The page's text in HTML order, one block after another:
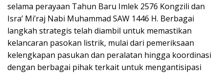
selama perayaan Tahun Baru Imlek 2576 Kongzili dan
Isra’ Mi’raj Nabi Muhammad SAW 1446 H. Berbagai
langkah strategis telah diambil untuk memastikan
kelancaran pasokan listrik, mulai dari pemeriksaan
kelengkapan pasukan dan peralatan hingga koordinasi
dengan berbagai pihak terkait untuk mengantisipasi